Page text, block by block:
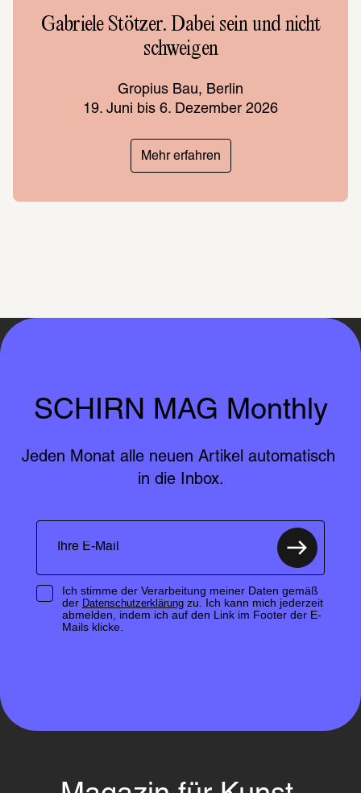
Gabriele Stötzer. Dabei sein und nicht
schweigen
Gropius Bau, Berlin
19. Juni bis 6. Dezember 2026
Mehr erfahren
SCHIRN MAG Monthly
Jeden Monat alle neuen Artikel automatisch
in die Inbox.
Ich stimme der Verarbeitung meiner Daten gemäß
der Datenschutzerklärungzu. Ich kann mich jederzeit
abmelden, indem ich auf den Link im Footer der E-
Mails klicke.